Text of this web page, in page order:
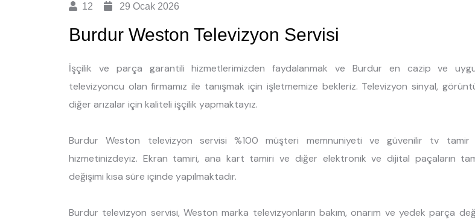
12 29 Ocak 2026
Burdur Weston Televizyon Servisi
İşçilik ve parça garantili hizmetlerimizden faydalanmak ve Burdur en cazip ve
televizyoncu olan firmamız ile tanışmak için işletmemize bekleriz. Televizyon sinyal,
diğer arızalar için kaliteli işçilik yapmaktayız.
Burdur Weston televizyon servisi %100 müşteri memnuniyeti ve güvenilir tv tamir
hizmetinizdeyiz. Ekran tamiri, ana kart tamiri ve diğer elektronik ve dijital paçaların
değişimi kısa süre içinde yapılmaktadır.
Burdur televizyon servisi, Weston marka televizyonların bakım, onarım ve yedek parça